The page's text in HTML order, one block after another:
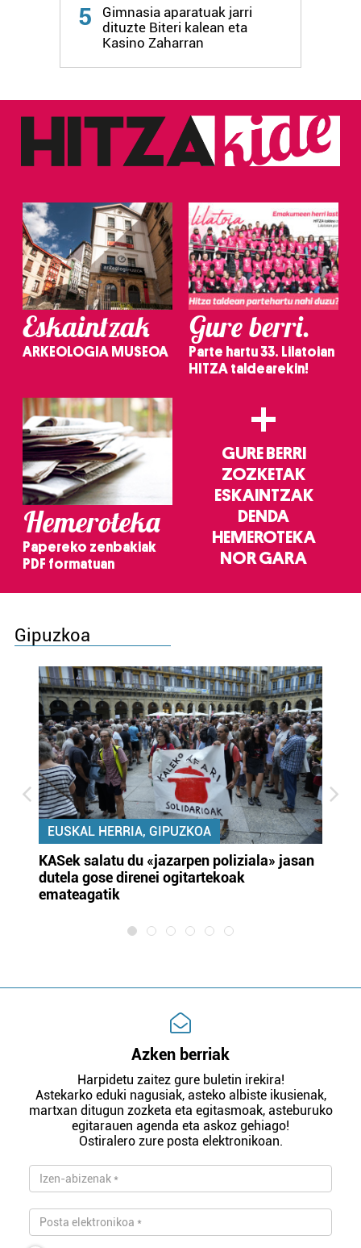
fitxategiak erabiltzen ditu. Zure esperientzia eta
zerbitzuak hobetzeko asmoz, cookie teknologiaz
irakurri
5
Gimnasia aparatuak jarri
dituzte Biteri kalean eta
Kasino Zaharran
Eskaintzak
ARKEOLOGIA MUSEOA
Gure berri.
Parte hartu 33. Lilatoian
HITZA taldearekin!
Hemeroteka
Papereko zenbakiak
PDF formatuan
+
GURE BERRI
ZOZKETAK
ESKAINTZAK
DENDA
HEMEROTEKA
NOR GARA
Gipuzkoa
EUSKAL HERRIA, GIPUZKOA
KASek salatu du «jazarpen poliziala» jasan
dutela gose direnei ogitartekoak
emateagatik
Azken berriak
Harpidetu zaitez gure buletin irekira!
Astekarko eduki nagusiak, asteko albiste ikusienak,
martxan ditugun zozketa eta egitasmoak, asteburuko
egitarauen agenda eta askoz gehiago!
Ostiralero zure posta elektronikoan.